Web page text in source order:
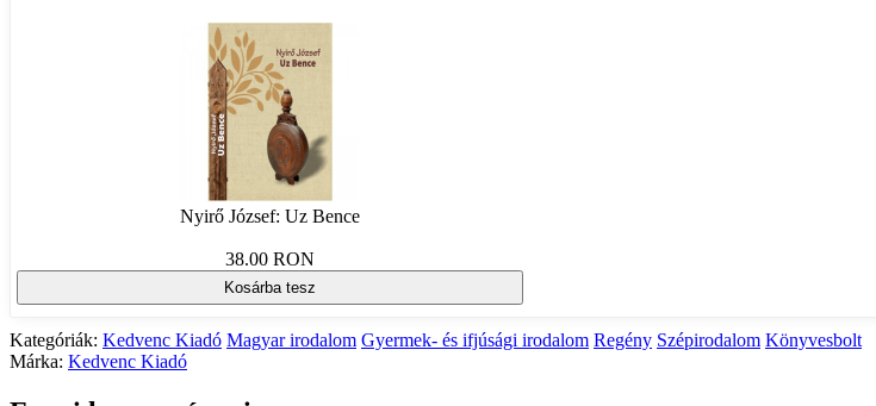
Nyirő József: Uz Bence
38.00 RON
Kosárba tesz
Kategóriák: Kedvenc Kiadó Magyar irodalom Gyermek- és ifjúsági irodalom Regény Szépirodalom Könyvesbolt
Márka: Kedvenc Kiadó